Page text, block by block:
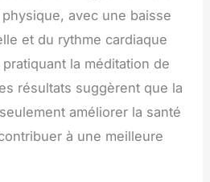
avec une baisse
et du rythme cardiaque
la méditation de
résultats suggèrent que la
améliorer la santé
à une meilleure